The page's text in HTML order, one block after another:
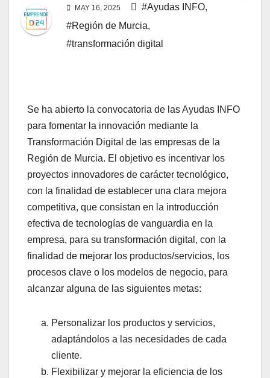
MAY 16, 2025 #Ayudas INFO,
#Región de Murcia,
#transformación digital
Se ha abierto la convocatoria de las Ayudas INFO
para fomentar la innovación mediante la
Transformación Digital de las empresas de la
Región de Murcia. El objetivo es incentivar los
proyectos innovadores de carácter tecnológico,
con la finalidad de establecer una clara mejora
competitiva, que consistan en la introducción
efectiva de tecnologías de vanguardia en la
empresa, para su transformación digital, con la
finalidad de mejorar los productos/servicios, los
procesos clave o los modelos de negocio, para
alcanzar alguna de las siguientes metas:
Personalizar los productos y servicios,
adaptándolos a las necesidades de cada
cliente.
Flexibilizar y mejorar la eficiencia de los